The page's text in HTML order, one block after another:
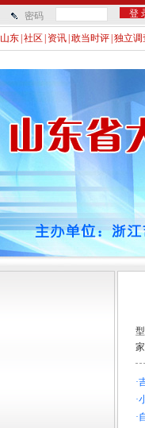
密码
山东 社区 资讯 敢当时评 独立调
·
·
·